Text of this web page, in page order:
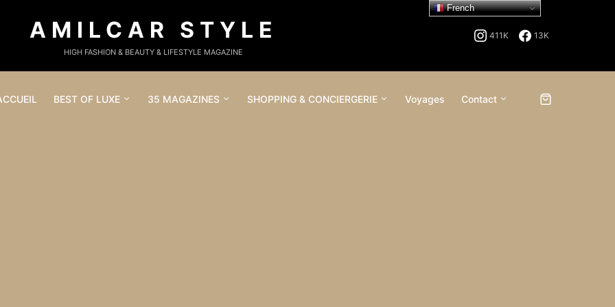
AMILCAR STYLE
HIGH FASHION & BEAUTY & LIFESTYLE MAGAZINE
411K 13K
BEST OF LUXE 35 MAGAZINES SHOPPING & CONCIERGERIE Voyages Contact
French